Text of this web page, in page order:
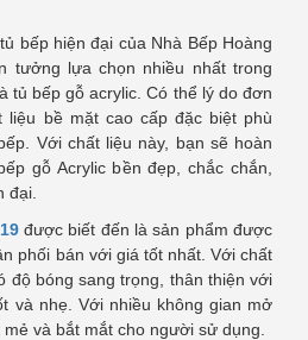
bếp hiện đại của Nhà Bếp Hoàng
tưởng lựa chọn nhiều nhất trong
tủ bếp gỗ acrylic. Có thể lý do đơn
liệu bề mặt cao cấp đặc biệt phù
Với chất liệu này, bạn sẽ hoàn
gỗ Acrylic bền đẹp, chắc chắn,
đại.
được biết đến là sản phẩm được
phối bán với giá tốt nhất. Với chất
độ bóng sang trọng, thân thiện với
và nhẹ. Với nhiều không gian mở
và bắt mắt cho người sử dụng.